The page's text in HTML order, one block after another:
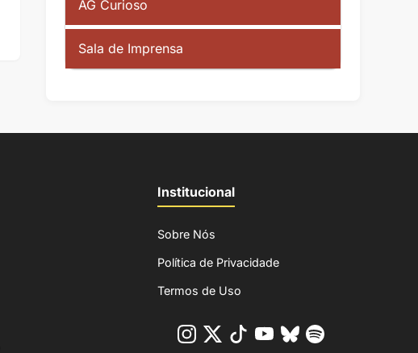
AG Curioso
Sala de Imprensa
Institucional
Sobre Nós
Política de Privacidade
Termos de Uso